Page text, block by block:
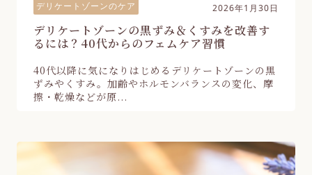
デリケートゾーンのケア 2026年1月30日
デリケートゾーンの黒ずみ＆くすみを改善す
るには？40代からのフェムケア習慣
40代以降に気になりはじめるデリケートゾーンの黒
ずみやくすみ。加齢やホルモンバランスの変化、摩
擦・乾燥などが原...